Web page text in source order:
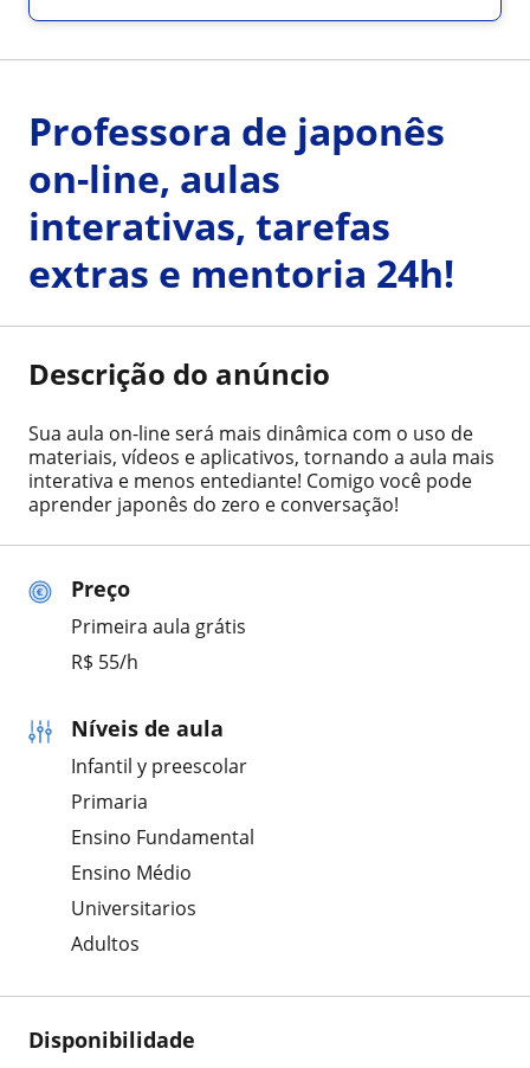
Preço
Primeira aula grátis
R$ 55/h
Níveis de aula
Infantil y preescolar
Primaria
Ensino Fundamental
Ensino Médio
Universitarios
Adultos
Disponibilidade
Professora de japonês
on-line, aulas
interativas, tarefas
extras e mentoria 24h!
Descrição do anúncio
Sua aula on-line será mais dinâmica com o uso de
materiais, vídeos e aplicativos, tornando a aula mais
interativa e menos entediante! Comigo você pode
aprender japonês do zero e conversação!